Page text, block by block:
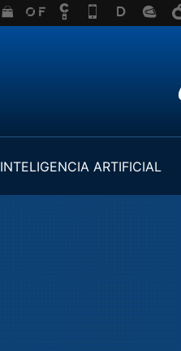
INTELIGENCIA ARTIFICIAL